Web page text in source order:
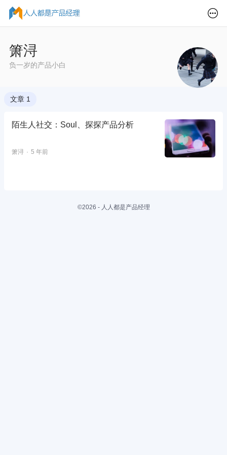
箫浔
负一岁的产品小白
文章 1
陌生人社交：Soul、探探产品分析
箫浔 5 年前
©2026 - 人人都是产品经理